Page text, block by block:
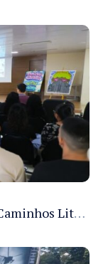
Sejusc participa da 5ª edição do Caminhos Literários com foco na cultura hip-hop nas unidades socioeducativas